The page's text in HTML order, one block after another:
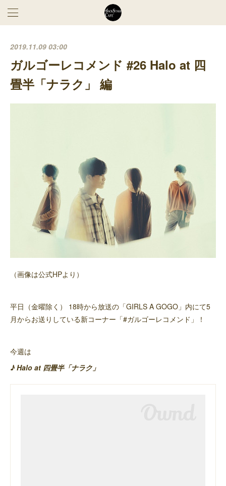
2019.11.09 03:00
ガルゴーレコメンド #26 Halo at 四
畳半「ナラク」 編
（画像は公式HPより）
平日（金曜除く） 18時から放送の「GIRLS A GOGO」内にて5
月からお送りしている新コーナー「#ガルゴーレコメンド」！
今週は
♪ Halo at 四畳半「ナラク」